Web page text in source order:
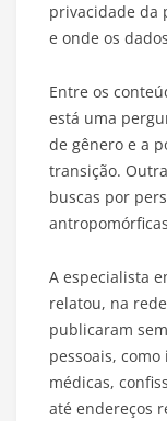
privacidade da
e onde os
Entre os
está uma
de gênero e a
transição.
buscas por
A especialista
relatou, na
publicaram
pessoais,
médicas,
até endereços